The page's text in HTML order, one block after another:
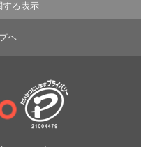
する表示
ヘ